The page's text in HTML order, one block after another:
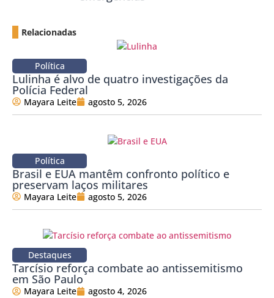
Relacionadas
Política
Lulinha é alvo de quatro investigações da
Polícia Federal
Mayara Leite agosto 5, 2026
Política
Brasil e EUA mantêm confronto político e
preservam laços militares
Mayara Leite agosto 5, 2026
Destaques
Tarcísio reforça combate ao antissemitismo
em São Paulo
Mayara Leite agosto 4, 2026